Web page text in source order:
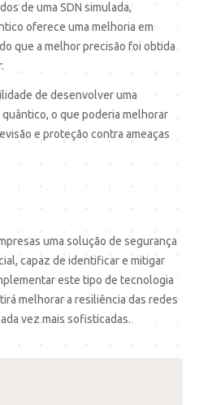
de uma SDN simulada,
oferece uma melhoria em
que a melhor precisão foi obtida
de desenvolver uma
o que poderia melhorar
e proteção contra ameaças
uma solução de segurança
capaz de identificar e mitigar
este tipo de tecnologia
melhorar a resiliência das redes
vez mais sofisticadas.